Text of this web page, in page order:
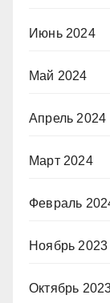
Июнь 2024
Май 2024
Апрель 2024
Март 2024
Февраль
Ноябрь 2023
Октябрь